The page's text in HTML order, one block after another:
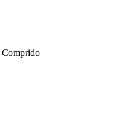
Comprido